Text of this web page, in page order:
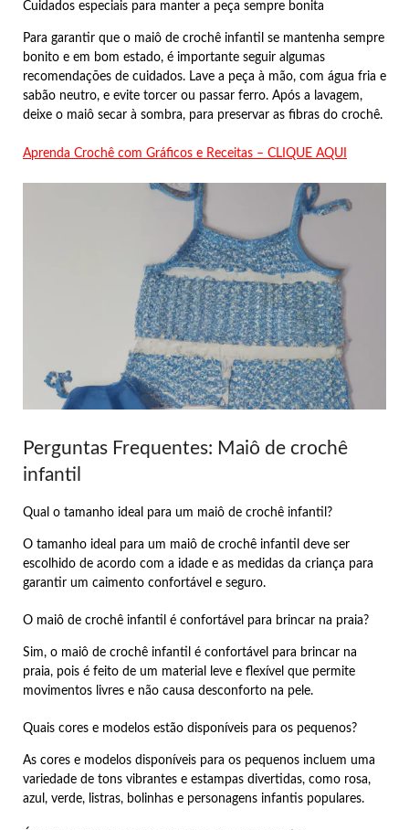
Cuidados especiais para manter a peça sempre bonita
Para garantir que o maiô de crochê infantil se mantenha sempre
bonito e em bom estado, é importante seguir algumas
recomendações de cuidados. Lave a peça à mão, com água fria e
sabão neutro, e evite torcer ou passar ferro. Após a lavagem,
deixe o maiô secar à sombra, para preservar as fibras do crochê.
Aprenda Crochê com Gráficos e Receitas – CLIQUE AQUI
Perguntas Frequentes: Maiô de crochê
infantil
Qual o tamanho ideal para um maiô de crochê infantil?
O tamanho ideal para um maiô de crochê infantil deve ser
escolhido de acordo com a idade e as medidas da criança para
garantir um caimento confortável e seguro.
O maiô de crochê infantil é confortável para brincar na praia?
Sim, o maiô de crochê infantil é confortável para brincar na
praia, pois é feito de um material leve e flexível que permite
movimentos livres e não causa desconforto na pele.
Quais cores e modelos estão disponíveis para os pequenos?
As cores e modelos disponíveis para os pequenos incluem uma
variedade de tons vibrantes e estampas divertidas, como rosa,
azul, verde, listras, bolinhas e personagens infantis populares.